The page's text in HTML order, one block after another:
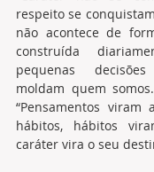
respeito se
não acontece de
construída
pequenas
moldam quem
“Pensamentos viram
hábitos, hábitos
caráter vira o seu